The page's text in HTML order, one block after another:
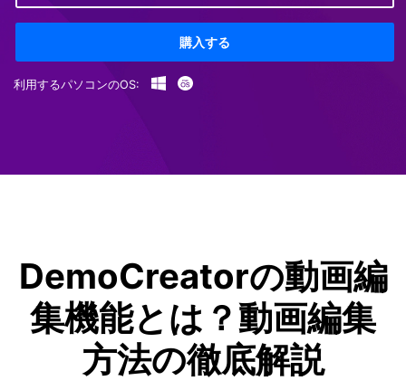
購入する
利用するパソコンのOS:
DemoCreatorの動画編
集機能とは？動画編集
方法の徹底解説